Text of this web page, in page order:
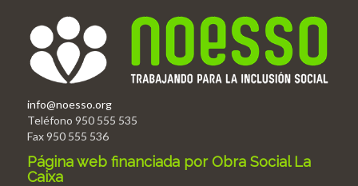
info@noesso.org
Teléfono 950 555 535
Fax 950 555 536
Página web financiada por Obra Social La
Caixa